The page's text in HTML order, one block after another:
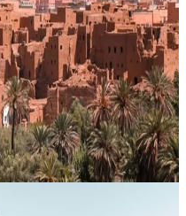
al deserto via
di Pasqua alla scoperta
e discesa verso il cuore del
tocca le kasbah...